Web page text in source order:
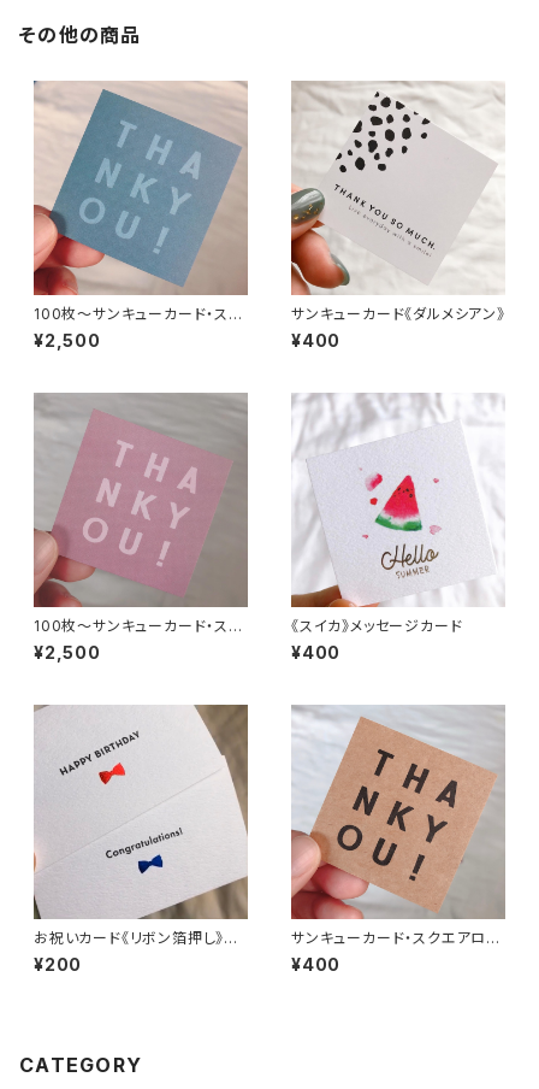
その他の商品
100枚〜サンキューカード・スク
エアロゴ《ダスティーブルー》
¥2,500
サンキューカード《ダルメシアン》
¥400
100枚〜サンキューカード・スク
エアロゴ《ダスティーピンク》
¥2,500
《スイカ》メッセージカード
¥400
お祝いカード《リボン箔押し》封
筒セット
¥200
サンキューカード・スクエアロゴ
《クラフト》
¥400
CATEGORY